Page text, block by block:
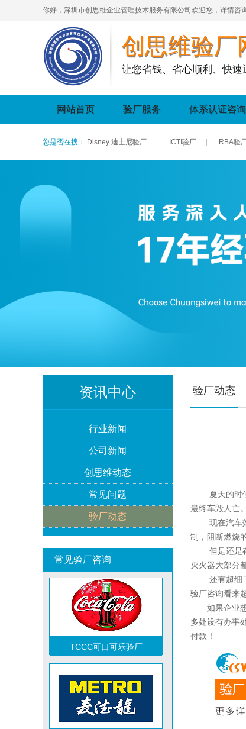
你好，深圳市创思维企业管理技术服务有限公司欢迎您，详情咨
创思维验厂
让您省钱、省心顺利、快速
网站首页 验厂服务 体系认证咨询
您是否在搜： Disney 迪士尼验厂 ICTI验厂 RBA验
资讯中心
行业新闻
公司新闻
创思维动态
常见问题
验厂动态
常见验厂咨询
ICTI验厂
DISNEY迪士尼验厂
验厂动态
夏天的时候
最终车毁人亡
现在汽车效
制，阻断燃烧
但是还是存
灭火器大部分
还有超细干
验厂咨询看来
如果企业想
多处设有办事
付款！